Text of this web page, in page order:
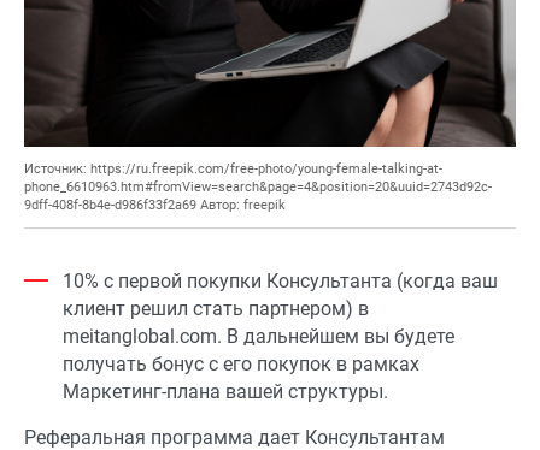
Источник: https://ru.freepik.com/free-photo/young-female-talking-at-
phone_6610963.htm#fromView=search&page=4&position=20&uuid=2743d92c-
9dff-408f-8b4e-d986f33f2a69 Автор: freepik
10% с первой покупки Консультанта (когда ваш
клиент решил стать партнером) в
meitanglobal.com. В дальнейшем вы будете
получать бонус с его покупок в рамках
Маркетинг-плана вашей структуры.
Реферальная программа дает Консультантам